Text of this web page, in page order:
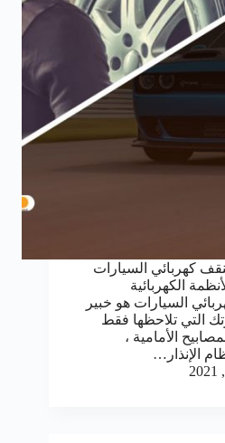
كهربائي السيارات
الكهربائية
السيارات هو خبير
التي تلاحظها فقط
الأمامية ،
الإنذار…